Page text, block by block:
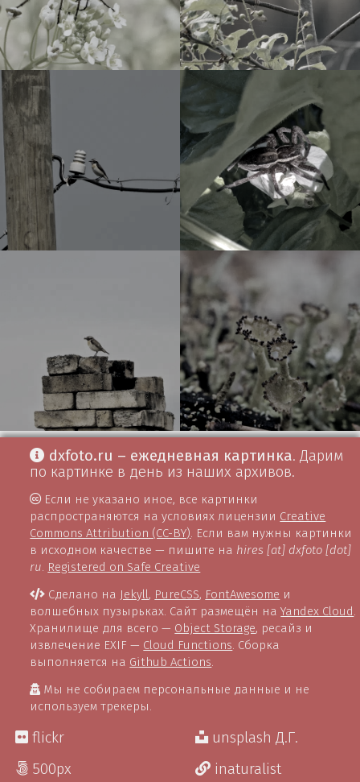
dxfoto.ru – ежедневная картинка. Дарим
по картинке в день из наших архивов.
Если не указано иное, все картинки
распространяются на условиях лицензии Creative
Commons Attribution (CC-BY). Если вам нужны картинки
в исходном качестве — пишите на hires [at] dxfoto [dot]
ru. Registered on Safe Creative
Сделано на Jekyll, PureCSS, FontAwesome и
волшебных пузырьках. Сайт размещён наYandex Cloud.
Хранилище для всего — Object Storage, ресайз и
извлечение EXIF — Cloud Functions. Сборка
выполняется на Github Actions.
Мы не собираем персональные данные и не
используем трекеры.
flickr
500px
unsplash Д.Г.
inaturalist